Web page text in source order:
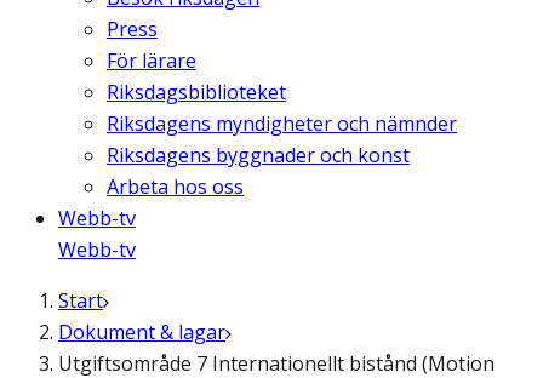
Press
För lärare
Riksdagsbiblioteket
Riksdagens myndigheter och nämnder
Riksdagens byggnader och konst
Arbeta hos oss
Webb-tv
Webb-tv
Start
Dokument & lagar
Utgiftsområde 7 Internationellt bistånd (Motion